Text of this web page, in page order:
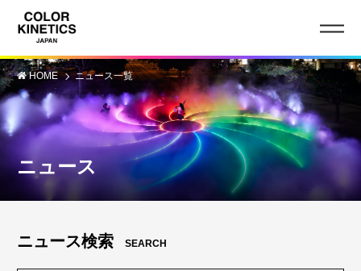
HOME ニュース一覧
ニュース
ニュース検索 SEARCH